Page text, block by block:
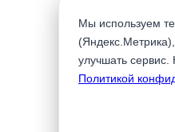
Мы используем
улучшать
Политикой